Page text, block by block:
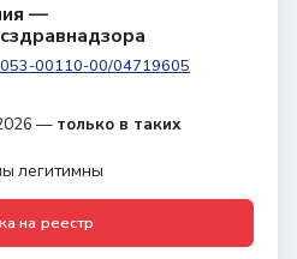
—
00110-00/04719605
— только в таких
легитимны
на реестр